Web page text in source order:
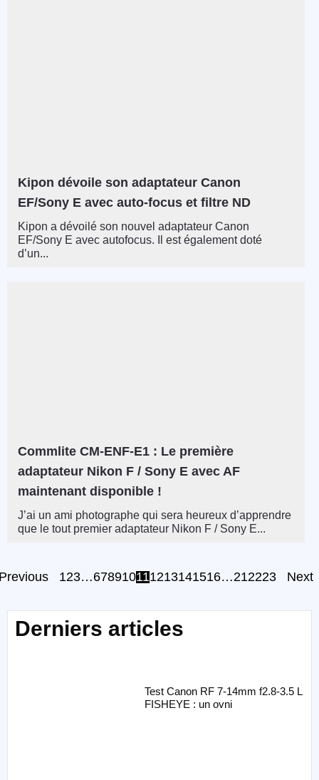
Kipon dévoile son adaptateur Canon
EF/Sony E avec auto-focus et filtre ND
Kipon a dévoilé son nouvel adaptateur Canon
EF/Sony E avec autofocus. Il est également doté
d’un...
Commlite CM-ENF-E1 : Le première
adaptateur Nikon F / Sony E avec AF
maintenant disponible !
J’ai un ami photographe qui sera heureux d’apprendre
que le tout premier adaptateur Nikon F / Sony E...
123…678910111213141516…212223 Next
Derniers articles
Test Canon RF 7-14mm f2.8-3.5 L
FISHEYE : un ovni